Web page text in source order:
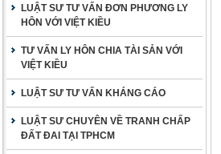
LUẬT SƯ TƯ VẤN ĐƠN PHƯƠNG LY
HÔN VỚI VIỆT KIỀU
TƯ VẤN LY HÔN CHIA TÀI SẢN VỚI
VIỆT KIỀU
LUẬT SƯ TƯ VẤN KHÁNG CÁO
LUẬT SƯ CHUYÊN VỀ TRANH CHẤP
ĐẤT ĐAI TẠI TPHCM